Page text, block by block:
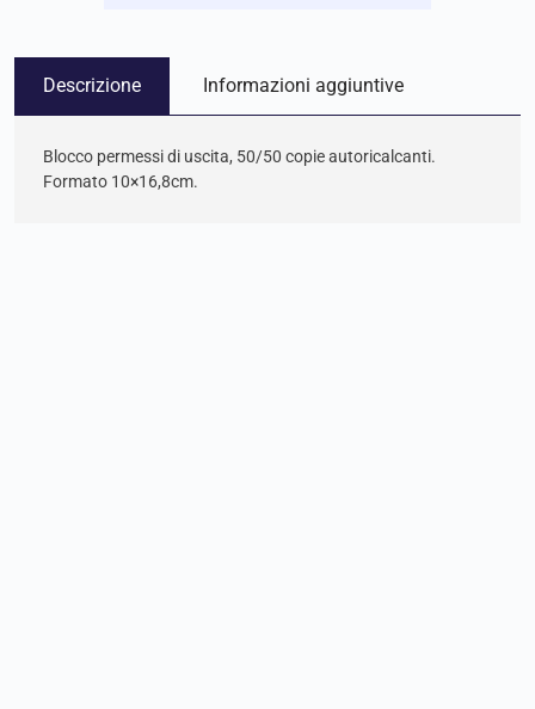
Descrizione Informazioni aggiuntive
Blocco permessi di uscita, 50/50 copie autoricalcanti.
Formato 10×16,8cm.